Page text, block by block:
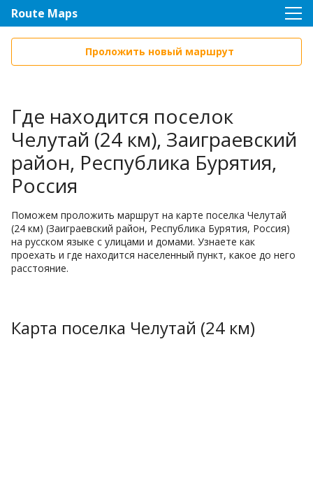
Route Maps
Проложить новый маршрут
Где находится поселок
Челутай (24 км), Заиграевский
район, Республика Бурятия,
Россия
Поможем проложить маршрут на карте поселка Челутай
(24 км) (Заиграевский район, Республика Бурятия, Россия)
на русском языке с улицами и домами. Узнаете как
проехать и где находится населенный пункт, какое до него
расстояние.
Карта поселка Челутай (24 км)